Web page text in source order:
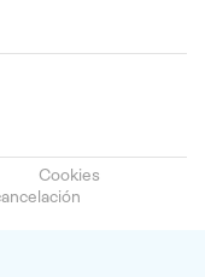
Cookies